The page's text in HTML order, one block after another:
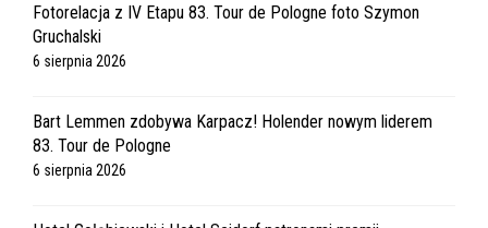
Fotorelacja z IV Etapu 83. Tour de Pologne foto Szymon
Gruchalski
6 sierpnia 2026
Bart Lemmen zdobywa Karpacz! Holender nowym liderem
83. Tour de Pologne
6 sierpnia 2026